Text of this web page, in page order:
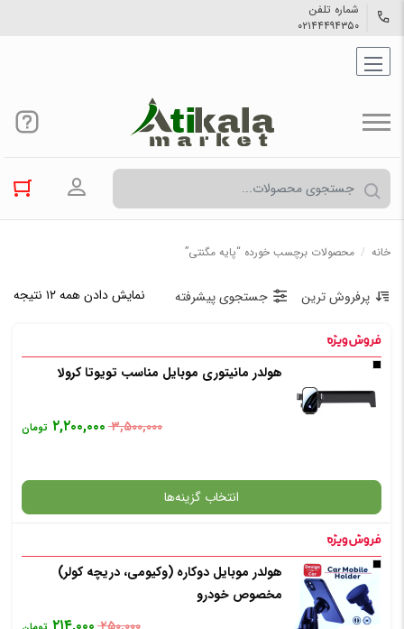
شماره تلفن
۰۲۱۴۴۴۹۴۳۵۰
ورود به
خانه / محصولات برچسب خورده “پایه مگنتی”
نمایش دادن همه ۱۲ نتیجه پرفروش ترین جستجوی پیشرفته
هولدر مانیتوری موبایل مناسب تویوتا کرولا
۳,۵۰۰,۰۰۰ ۲,۲۰۰,۰۰۰ تومان
انتخاب گزینه‌ها
گارانتی
هولدر موبایل دوکاره (وکیومی، دریچه کولر)
مخصوص خودرو